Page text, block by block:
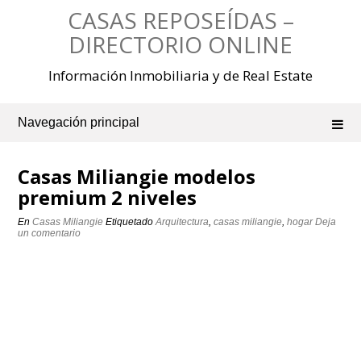
CASAS REPOSEÍDAS –
DIRECTORIO ONLINE
Información Inmobiliaria y de Real Estate
Navegación principal
Casas Miliangie modelos
premium 2 niveles
EnCasas Miliangie EtiquetadoArquitectura,casas miliangie,hogar Deja
un comentario